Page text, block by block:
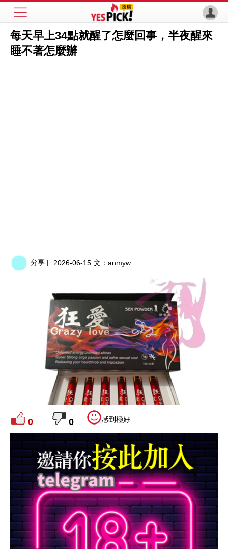
每天早上34點就醒了怎麼回事，半夜醒來
睡不著怎麼辦
分享 | 2026-06-15 文： anmyw
0 0 感到極好